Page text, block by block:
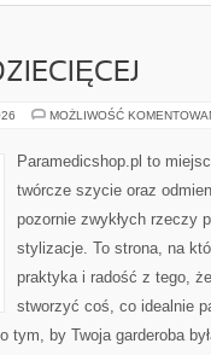
MOŻLIWOŚĆ
Paramedicshop.pl to
twórcze szycie oraz
pozornie zwykłych rzeczy
stylizacje. To strona, na
praktyka i radość z tego,
stworzyć coś, co idealnie
by Twoja garderoba